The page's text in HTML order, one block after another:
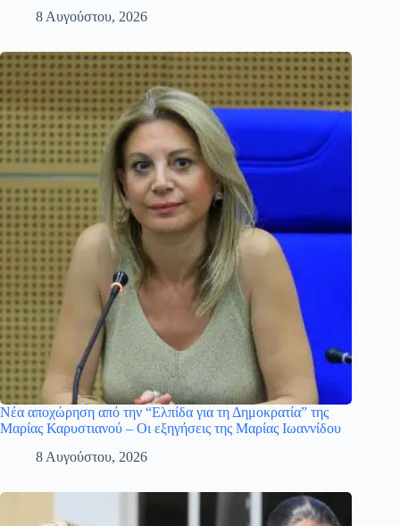
8 Αυγούστου, 2026
Νέα αποχώρηση από την “Ελπίδα για τη Δημοκρατία” της
Μαρίας Καρυστιανού – Οι εξηγήσεις της Μαρίας Ιωαννίδου
8 Αυγούστου, 2026